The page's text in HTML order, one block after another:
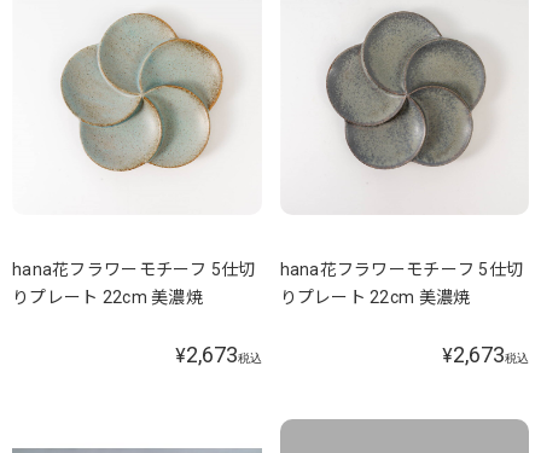
hana花フラワーモチーフ 5仕切
りプレート 22cm 美濃焼
¥2,673税込
hana花フラワーモチーフ 5仕切
りプレート 22cm 美濃焼
¥2,673税込